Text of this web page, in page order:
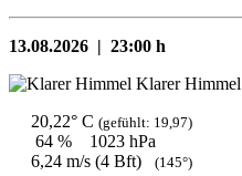
13.08.2026 | 23:00 h
Klarer Himmel
20,22° C (gefühlt: 19,97)
64 %
1023 hPa
6,24 m/s (4 Bft)
(145°)